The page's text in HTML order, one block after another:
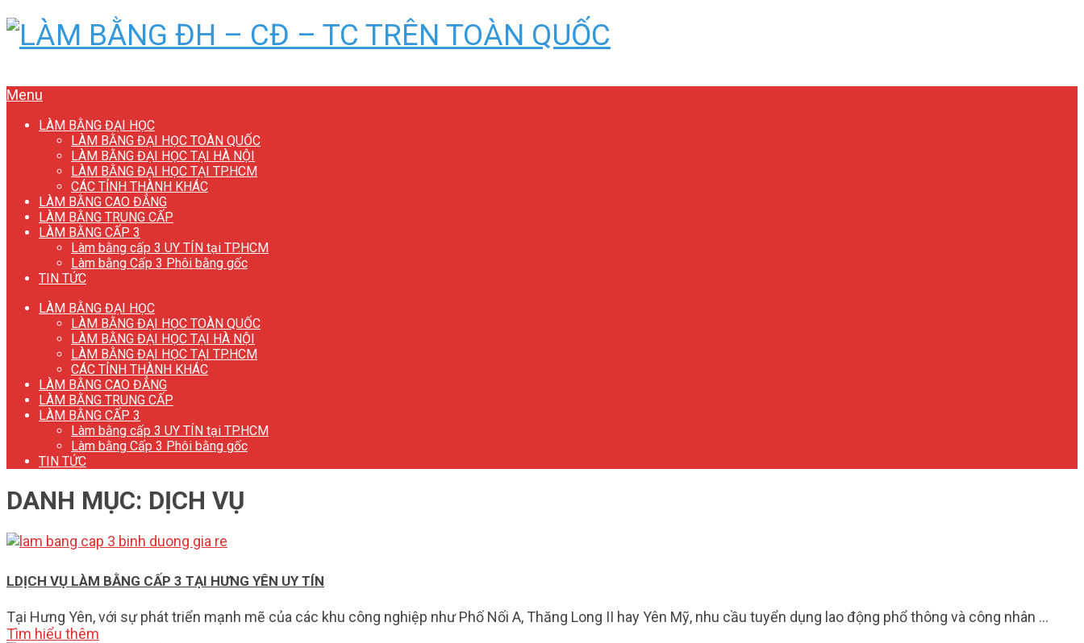
Menu
LÀM BẰNG ĐẠI HỌC
LÀM BẰNG ĐẠI HỌC TOÀN QUỐC
LÀM BẰNG ĐẠI HỌC TẠI HÀ NỘI
LÀM BẰNG ĐẠI HỌC TẠI TP.HCM
CÁC TỈNH THÀNH KHÁC
LÀM BẰNG CAO ĐẲNG
LÀM BẰNG TRUNG CẤP
LÀM BẰNG CẤP 3
Làm bằng cấp 3 UY TÍN tại TP.HCM
Làm bằng Cấp 3 Phôi bằng gốc
TIN TỨC
LÀM BẰNG ĐẠI HỌC
LÀM BẰNG ĐẠI HỌC TOÀN QUỐC
LÀM BẰNG ĐẠI HỌC TẠI HÀ NỘI
LÀM BẰNG ĐẠI HỌC TẠI TP.HCM
CÁC TỈNH THÀNH KHÁC
LÀM BẰNG CAO ĐẲNG
LÀM BẰNG TRUNG CẤP
LÀM BẰNG CẤP 3
Làm bằng cấp 3 UY TÍN tại TP.HCM
Làm bằng Cấp 3 Phôi bằng gốc
TIN TỨC
DANH MỤC: DỊCH VỤ
LDỊCH VỤ LÀM BẰNG CẤP 3 TẠI HƯNG YÊN UY TÍN
Tại Hưng Yên, với sự phát triển mạnh mẽ của các khu công nghiệp như Phố Nối A, Thăng Long II hay Yên Mỹ, nhu cầu tuyển dụng lao động phổ thông và công nhân …
Tìm hiểu thêm